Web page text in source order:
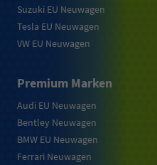
Suzuki EU Neuwagen
Tesla EU Neuwagen
VW EU Neuwagen
Premium Marken
Audi EU Neuwagen
Bentley Neuwagen
BMW EU Neuwagen
Ferrari Neuwagen